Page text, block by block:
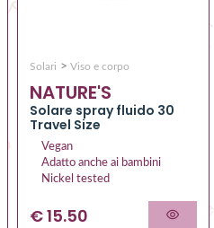
Solari > Viso e corpo
NATURE'S
Solare spray fluido 30
Travel Size
Vegan
Adatto anche ai bambini
Nickel tested
€ 15.50